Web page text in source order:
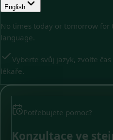
English
No times today or tomorrow for
language.
Vyberte svůj jazyk, zvolte
lékaře.
Potřebujete pomoc?
Konzultace ve